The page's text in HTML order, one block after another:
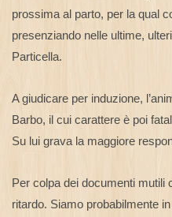
prossima al parto, per la qual
presenziando nelle ultime,
Particella.
A giudicare per induzione,
Barbo, il cui carattere è poi
Su lui grava la maggiore
Per colpa dei documenti mutili
ritardo. Siamo probabilmente